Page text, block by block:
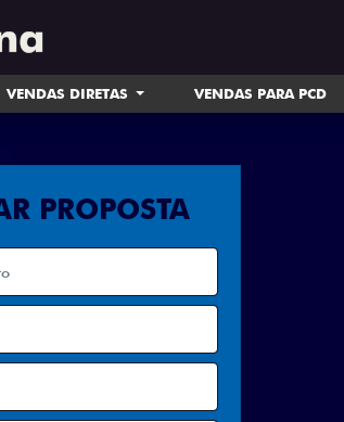
VENDAS DIRETAS VENDAS PARA PCD
PROPOSTA